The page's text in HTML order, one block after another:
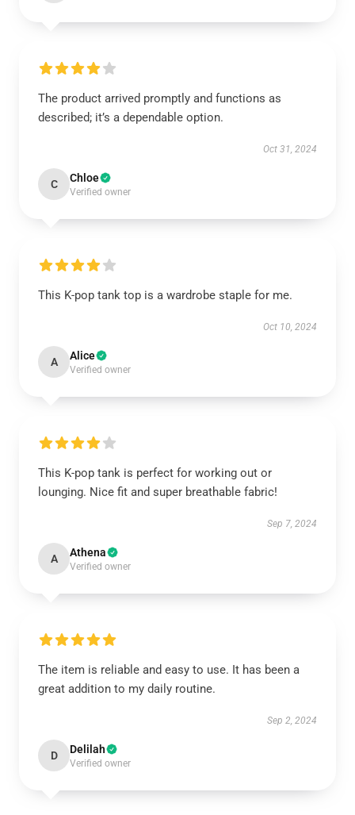
The product arrived promptly and functions as
described; it’s a dependable option.
Oct 31, 2024
C Chloe
Verified owner
This K-pop tank top is a wardrobe staple for me.
Oct 10, 2024
A Alice
Verified owner
This K-pop tank is perfect for working out or
lounging. Nice fit and super breathable fabric!
Sep 7, 2024
A Athena
Verified owner
The item is reliable and easy to use. It has been a
great addition to my daily routine.
Sep 2, 2024
D Delilah
Verified owner